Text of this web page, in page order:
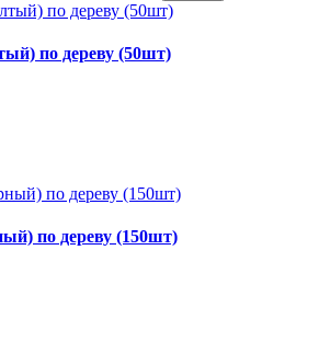
по дереву (50шт)
по дереву (150шт)